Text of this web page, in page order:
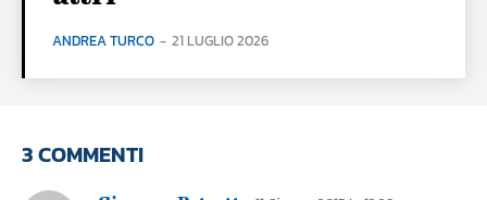
ANDREA TURCO - 21 LUGLIO 2026
3 COMMENTI